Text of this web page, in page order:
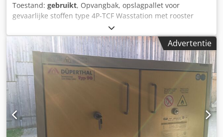
Toestand: gebruikt, Opvangbak, opslagpallet voor
gevaarlijke stoffen type 4P-TCF Wasstation met rooster
Fabrikantnummer: 80027720 Bouwjaar: 1997
Opvangvolume: 1000 liter Draagvermogen: 2000 kg bij
gelijkmatige lastverdeling - Bak van staalplaat (1.0038) -
Toezicht goedkeuring: LUA NRW-19h-95/14.0.0 - 3-delige
vuurverzinkte rooster Chjdpjxf Uv Iefx Ahgoa -
Heftruckkokers 295 x 95 mm Totale afmetingen L x B x H:
1360 x 1250 x 925 mm Eigen gewicht ca. 180 kg goede staat
Advertentie